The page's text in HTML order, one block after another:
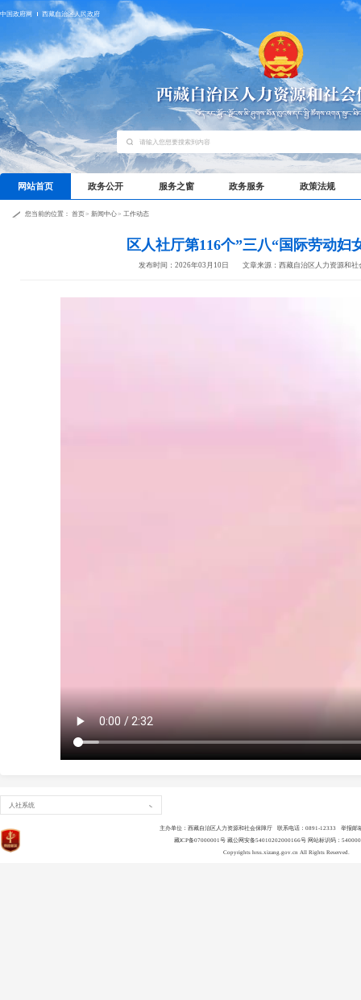
中国政府网 西藏自治区人民政府
网站首页 政务公开 服务之窗 政务服务 政策法规
您当前的位置： 首页> 新闻中心> 工作动态
区人社厅第116个”三八“国际劳动妇
发布时间：2026年03月10日 文章来源：西藏自治区人力资源和
人社系统
主办单位：西藏自治区人力资源和社会保障厅 联系电话：0891-12333 举报邮
藏ICP备07000001号 藏公网安备54010202000166号 网站标识码：
Copyrights hrss.xizang.gov.cn All Rights Reserved.